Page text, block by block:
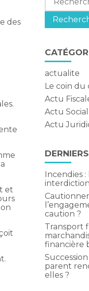
des
et
actualite
Le coin du
Actu
Actu
Actu
Incendies :
caution ?
Transport
financière
parent
elles ?